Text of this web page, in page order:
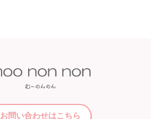
福屋 八丁堀本店
お問い合わせはこちら